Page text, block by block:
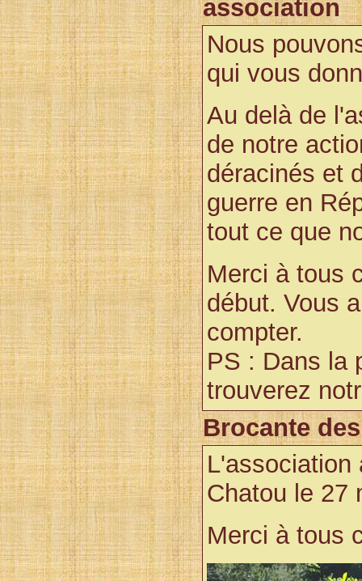
association
Nous
qui vous
Au delàde
de notre
déracinés et
guerre en
tout ce que
Merci à tous
début. Vous
compter.
PS : Dans la
trouverez
Brocante
L'association
Chatou le 27
Merci à tous